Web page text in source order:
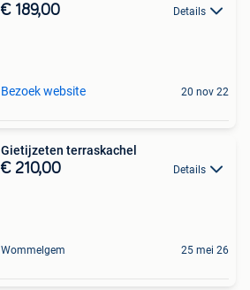
€ 189,00 Details
Bezoek website 20 nov 22
Gietijzeten terraskachel
€ 210,00 Details
Wommelgem 25 mei 26